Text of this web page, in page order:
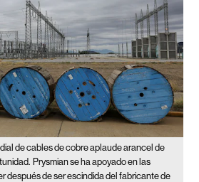
de cables de cobre aplaude arancel de
Prysmian se ha apoyado en las
después de ser escindida del fabricante de